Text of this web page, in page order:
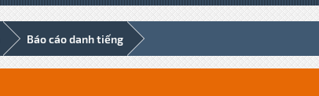
Báo cáo danh tiếng